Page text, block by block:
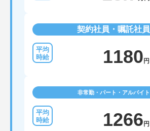
契約社員・嘱託社員
1180 円
非常勤・パート・アルバイト
1266 円